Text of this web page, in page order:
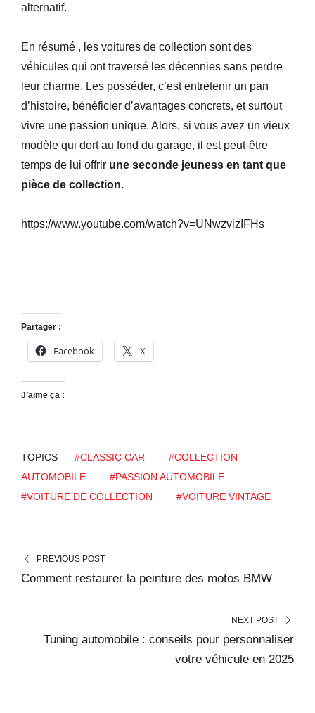
alternatif.
En résumé , les voitures de collection sont des
véhicules qui ont traversé les décennies sans perdre
leur charme. Les posséder, c’est entretenir un pan
d’histoire, bénéficier d’avantages concrets, et surtout
vivre une passion unique. Alors, si vous avez un vieux
modèle qui dort au fond du garage, il est peut-être
temps de lui offrir une seconde jeuness en tant que
pièce de collection.
https://www.youtube.com/watch?v=UNwzvizIFHs
Partager :
Facebook X
J’aime ça :
TOPICS #CLASSIC CAR
#COLLECTION
AUTOMOBILE
#PASSION AUTOMOBILE
#VOITURE DE COLLECTION
#VOITURE VINTAGE
PREVIOUS POST
Comment restaurer la peinture des motos BMW
NEXT POST
Tuning automobile : conseils pour personnaliser
votre véhicule en 2025